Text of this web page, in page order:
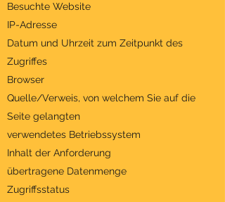
Besuchte Website
IP-Adresse
Datum und Uhrzeit zum Zeitpunkt des
Zugriffes
Browser
Quelle/Verweis, von welchem Sie auf die
Seite gelangten
verwendetes Betriebssystem
Inhalt der Anforderung
übertragene Datenmenge
Zugriffsstatus